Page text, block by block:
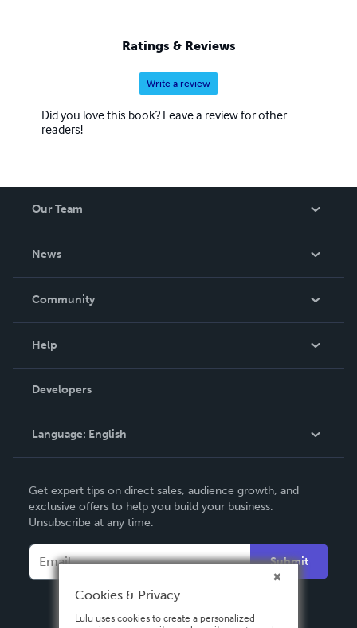
Ratings & Reviews
Write a review
Did you love this book? Leave a review for other
readers!
Our Team
News
In The News
Community
Podcast
Help
Order Lookup
Knowledge Base
Contact Support
Developers
Language: English
Deutsch
Français
Italiano
Español
Get expert tips on direct sales, audience growth, and
exclusive offers to help you build your business.
Unsubscribe at any time.
Submit
Cookies & Privacy
Lulu uses cookies to create a personalized